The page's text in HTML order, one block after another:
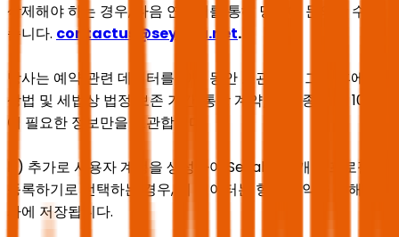
삭제해야 하는 경우, 다음 연락처를 통해 당사에 문의할 수 있
습니다. contactus@seyaha.net.
당사는 예약 관련 데이터를 10년 동안 보관하며, 그 이후에는
상법 및 세법상 법정 보존 기간(통상 계약/예약 종료 후 10년)
에 필요한 정보만을 보관합니다.
b) 추가로 사용자 계정을 생성하여 Seyaha에 개인 프로필을
등록하기로 선택하는 경우, 이 데이터는 향후 예약을 위해 당
사에 저장됩니다.